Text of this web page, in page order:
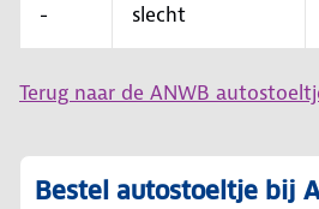
- slecht
Terug naar de ANWB
Bestel autostoeltje bij